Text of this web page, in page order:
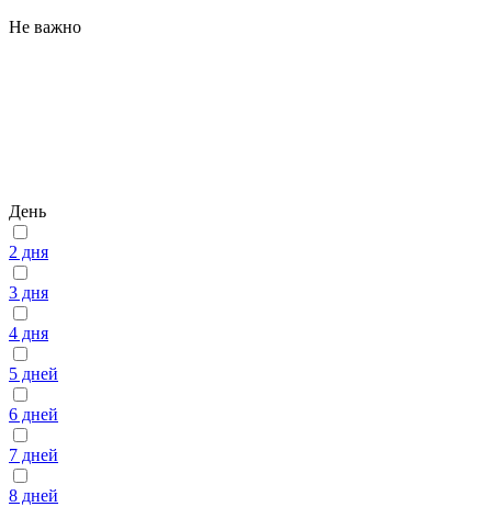
Не важно
День
2 дня
3 дня
4 дня
5 дней
6 дней
7 дней
8 дней